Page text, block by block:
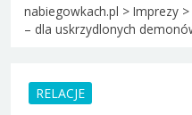
nabiegowkach.pl > Imprezy >
– dla uskrzydlonych
RELACJE